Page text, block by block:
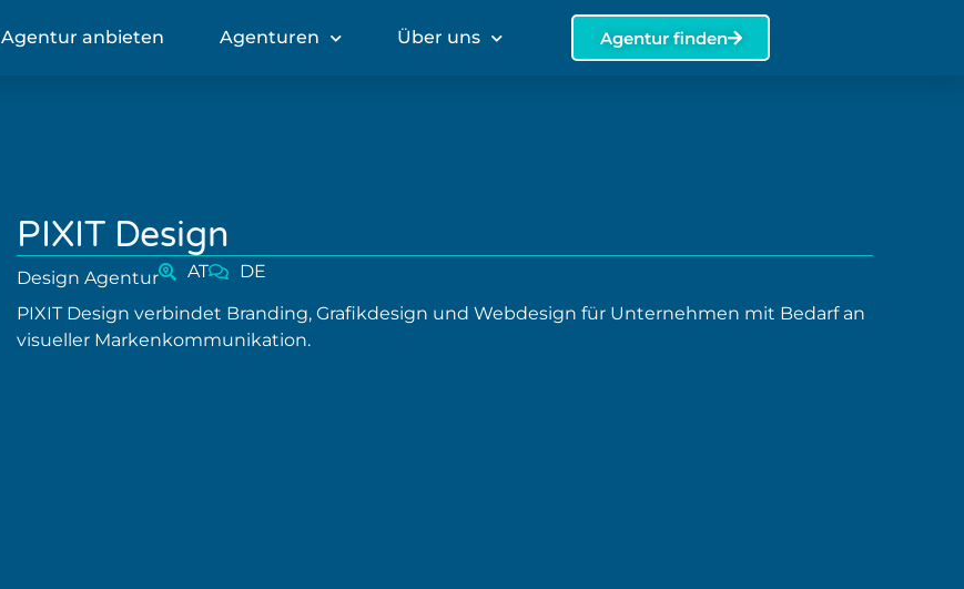
Agentur anbieten Agenturen Über uns Agentur finden
PIXIT Design
Design Agentur AT
DE
PIXIT Design verbindet Branding, Grafikdesign und Webdesign für Unternehmen mit Bedarf an
visueller Markenkommunikation.